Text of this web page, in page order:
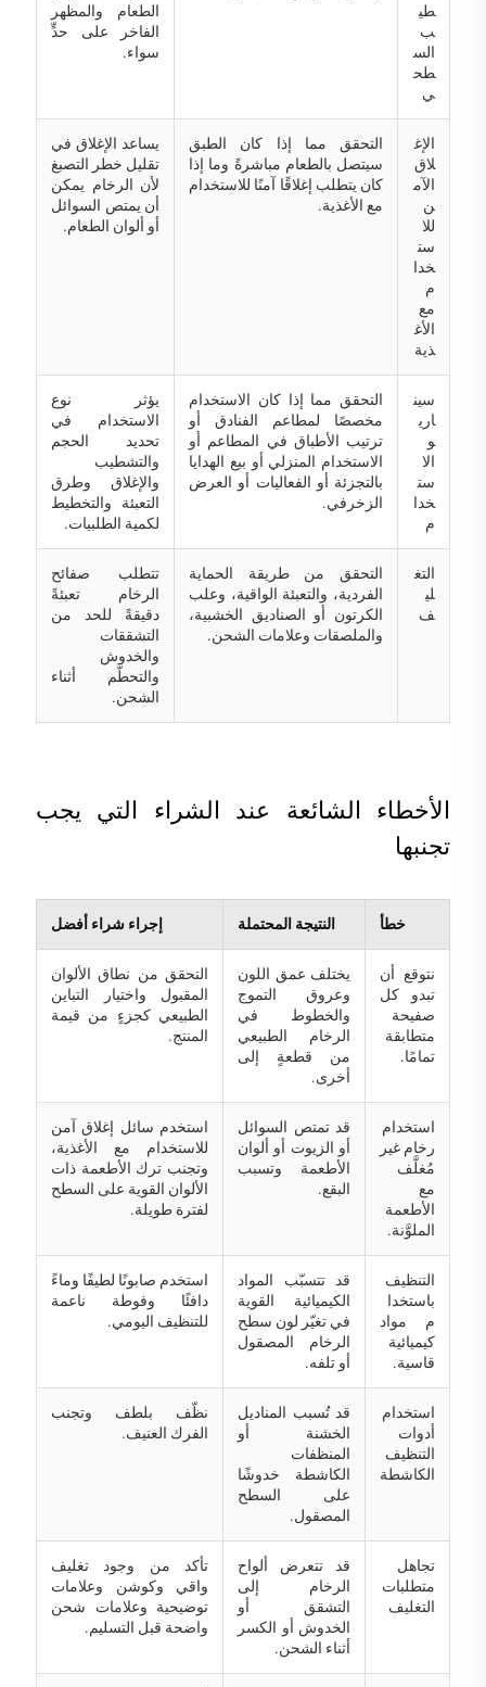
طي
ب
الس
طح
ي
الطعام والمظهر
الفاخر على حدٍّ
سواء.
الإغ
لاق
الآم
ن
للا
ست
خدا
م
مع
الأغ
ذية
التحقق مما إذا كان الطبق
سيتصل بالطعام مباشرةً وما إذا
كان يتطلب إغلاقًا آمنًا للاستخدام
مع الأغذية.
يساعد الإغلاق في
تقليل خطر التصبغ
لأن الرخام يمكن
أن يمتص السوائل
أو ألوان الطعام.
سين
اري
و
الا
ست
خدا
م
التحقق مما إذا كان الاستخدام
مخصصًا لمطاعم الفنادق أو
ترتيب الأطباق في المطاعم أو
الاستخدام المنزلي أو بيع الهدايا
بالتجزئة أو الفعاليات أو العرض
الزخرفي.
يؤثر نوع
الاستخدام في
تحديد الحجم
والتشطيب
والإغلاق وطرق
التعبئة والتخطيط
لكمية الطلبيات.
التغ
لي
ف
التحقق من طريقة الحماية
الفردية، والتعبئة الواقية، وعلب
الكرتون أو الصناديق الخشبية،
والملصقات وعلامات الشحن.
تتطلب صفائح
الرخام تعبئةً
دقيقةً للحد من
التشققات
والخدوش
والتحطّم أثناء
الشحن.
الأخطاء الشائعة عند الشراء التي يجب
تجنبها
خطأ النتيجة المحتملة إجراء شراء أفضل
نتوقع أن
تبدو كل
صفيحة
متطابقة
تمامًا.
يختلف عمق اللون
وعروق التموج
والخطوط في
الرخام الطبيعي
من قطعةٍ إلى
أخرى.
التحقق من نطاق الألوان
المقبول واختيار التباين
الطبيعي كجزءٍ من قيمة
المنتج.
استخدام
رخام غير
مُغلَّف
مع
الأطعمة
الملوَّنة.
قد تمتص السوائل
أو الزيوت أو ألوان
الأطعمة وتسبب
البقع.
استخدم سائل إغلاق آمن
للاستخدام مع الأغذية،
وتجنب ترك الأطعمة ذات
الألوان القوية على السطح
لفترة طويلة.
التنظيف
باستخدا
م مواد
كيميائية
قاسية.
قد تتسبّب المواد
الكيميائية القوية
في تغيّر لون سطح
الرخام المصقول
أو تلفه.
استخدم صابونًا لطيفًا وماءً
دافئًا وفوطة ناعمة
للتنظيف اليومي.
استخدام
أدوات
التنظيف
الكاشطة
قد تُسبب المناديل
الخشنة أو
المنظفات
الكاشطة خدوشًا
على السطح
المصقول.
نظّف بلطف وتجنب
الفرك العنيف.
تجاهل
متطلبات
التغليف
قد تتعرض ألواح
الرخام إلى
التشقق أو
الخدوش أو الكسر
أثناء الشحن.
تأكد من وجود تغليف
واقي وكوشن وعلامات
توضيحية وعلامات شحن
واضحة قبل التسليم.